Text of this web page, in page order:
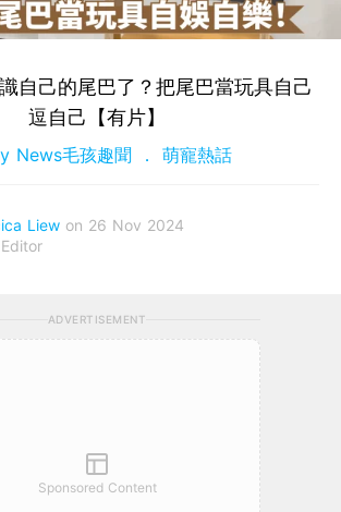
自己的尾巴了？把尾巴當玩具自己
逗自己【有片】
News毛孩趣聞 萌寵熱話
Liew on 26 Nov 2024
ADVERTISEMENT
Sponsored Content